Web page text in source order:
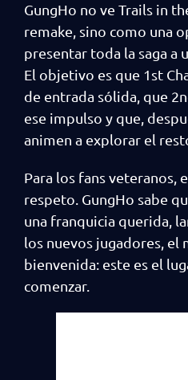
GungHo no ve Trails in
remake, sino como una
presentar toda la saga a
El objetivo es que 1st
de entrada sólida, que
ese impulso y que,
animen a explorar el
Para los fans veteranos,
respeto. GungHo sabe
una franquicia querida,
los nuevos jugadores, el
bienvenida: este es el
comenzar.